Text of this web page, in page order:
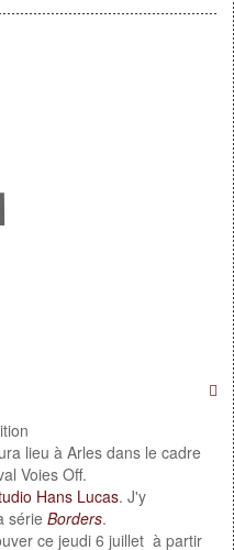
lieu à Arles dans le cadre
Voies Off.
Hans Lucas. J'y
série Borders.
ce jeudi 6 juillet à partir